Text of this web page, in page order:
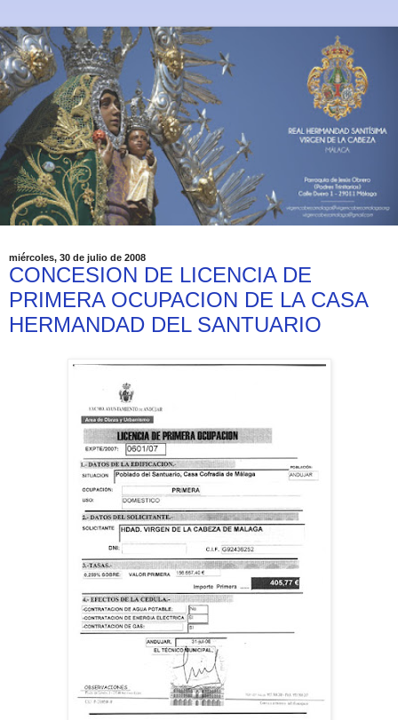
miércoles, 30 de julio de 2008
CONCESION DE LICENCIA DE
PRIMERA OCUPACION DE LA CASA
HERMANDAD DEL SANTUARIO